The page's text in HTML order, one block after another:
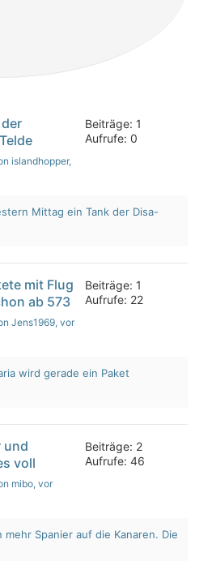
islandhopper,
Beiträge: 1
Aufrufe: 0
Mittag ein Tank der Disa-
mit Flug
ab 573
Jens1969, vor
Beiträge: 1
Aufrufe: 22
wird gerade ein Paket
und
voll
mibo, vor
Beiträge: 2
Aufrufe: 46
mehr Spanier auf die Kanaren. Die